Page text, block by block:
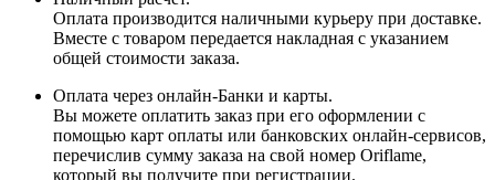
Оплата производится наличными курьеру при доставке.
Вместе с товаром передается накладная с указанием
общей стоимости заказа.
Оплата через онлайн-Банки и карты.
Вы можете оплатить заказ при его оформлении с
помощью карт оплаты или банковских онлайн-сервисов,
перечислив сумму заказа на свой номер Oriflame,
который вы получите при регистрации.